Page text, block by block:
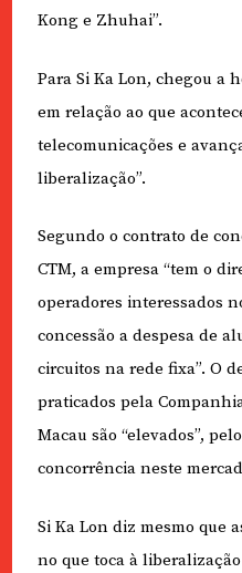
Kong e Zhuhai”.
Para Si Ka Lon, chegou a
em relação ao que
telecomunicações e
liberalização”.
Segundo o contrato de
CTM, a empresa “tem o
operadores interessados
concessão a despesa de
circuitos na rede fixa”. O
praticados pela
Macau são “elevados”,
concorrência neste
Si Ka Lon diz mesmo que
no que toca à